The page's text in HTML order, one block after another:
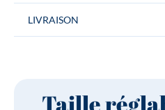
LIVRAISON
Taille